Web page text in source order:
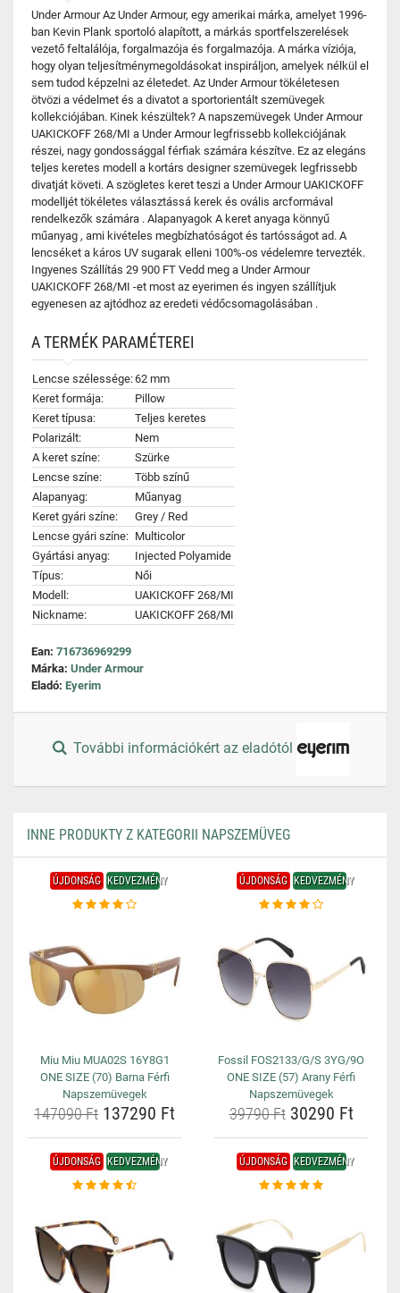
Under Armour Az Under Armour, egy amerikai márka, amelyet 1996-
ban Kevin Plank sportoló alapított, a márkás sportfelszerelések
vezető feltalálója, forgalmazója és forgalmazója. A márka víziója,
hogy olyan teljesítménymegoldásokat inspiráljon, amelyek nélkül el
sem tudod képzelni az életedet. Az Under Armour tökéletesen
ötvözi a védelmet és a divatot a sportorientált szemüvegek
kollekciójában. Kinek készültek? A napszemüvegek Under Armour
UAKICKOFF 268/MI a Under Armour legfrissebb kollekciójának
részei, nagy gondossággal férfiak számára készítve. Ez az elegáns
teljes keretes modell a kortárs designer szemüvegek legfrissebb
divatját követi. A szögletes keret teszi a Under Armour UAKICKOFF
modelljét tökéletes választássá kerek és ovális arcformával
rendelkezők számára . Alapanyagok A keret anyaga könnyű
műanyag , ami kivételes megbízhatóságot és tartósságot ad. A
lencséket a káros UV sugarak elleni 100%-os védelemre tervezték.
Ingyenes Szállítás 29 900 FT Vedd meg a Under Armour
UAKICKOFF 268/MI -et most az eyerimen és ingyen szállítjuk
egyenesen az ajtódhoz az eredeti védőcsomagolásában .
A TERMÉK PARAMÉTEREI
Lencse szélessége:62 mm
Keret formája:
Pillow
Keret típusa:
Teljes keretes
Polarizált:
Nem
A keret színe:
Szürke
Lencse színe:
Több színű
Alapanyag:
Műanyag
Keret gyári színe:
Grey / Red
Lencse gyári színe: Multicolor
Gyártási anyag:
Injected Polyamide
Típus:
Női
Modell:
UAKICKOFF 268/MI
Nickname:
UAKICKOFF 268/MI
Ean: 716736969299
Márka: Under Armour
Eladó: Eyerim
További információkért az eladótól
INNE PRODUKTY Z KATEGORII NAPSZEMÜVEG
ÚJDONSÁG KEDVEZMÉNY
Miu Miu MUA02S 16Y8G1
ONE SIZE (70) Barna Férfi
Napszemüvegek
147090 Ft 137290 Ft
ÚJDONSÁG KEDVEZMÉNY
Fossil FOS2133/G/S 3YG/9O
ONE SIZE (57) Arany Férfi
Napszemüvegek
39790 Ft30290 Ft
ÚJDONSÁG KEDVEZMÉNY ÚJDONSÁG KEDVEZMÉNY